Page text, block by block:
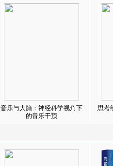
音乐与大脑：神经科学视角下
的音乐干预
思考